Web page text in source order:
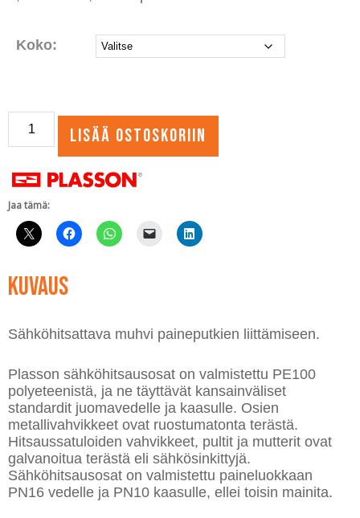
324,75 €
Koko:
Sähköhitsausmuhvi
Plasson
määrä
Lisää ostoskoriin
Jaa tämä:
Kuvaus
Sähköhitsattava muhvi paineputkien liittämiseen.
Plasson sähköhitsausosat on valmistettu PE100
polyeteenistä, ja ne täyttävät kansainväliset
standardit juomavedelle ja kaasulle. Osien
metallivahvikkeet ovat ruostumatonta terästä.
Hitsaussatuloiden vahvikkeet, pultit ja mutterit ovat
galvanoitua terästä eli sähkösinkittyjä.
Sähköhitsausosat on valmistettu paineluokkaan
PN16 vedelle ja PN10 kaasulle, ellei toisin mainita.